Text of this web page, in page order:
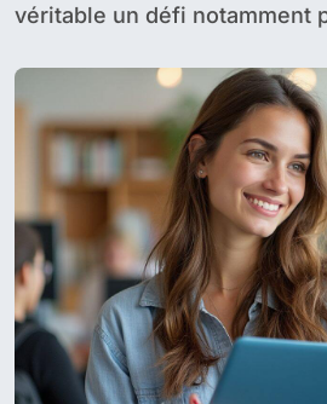
véritable un défi notamment